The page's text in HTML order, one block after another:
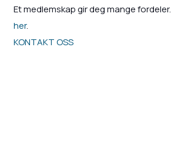
Et medlemskap gir deg mange fordeler.
her.
KONTAKT OSS